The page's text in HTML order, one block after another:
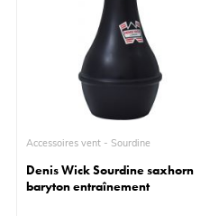
Accessoires vent - Sourdine
Denis Wick Sourdine saxhorn
baryton entraînement